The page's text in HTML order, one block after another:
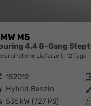
M5
4.4 8-Gang
Lieferzeit: 12 Tage
152012
Hybrid Benzin
535 kW (727 PS)